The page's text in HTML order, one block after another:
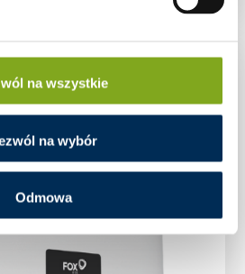
na wszystkie
na wybór
Odmowa